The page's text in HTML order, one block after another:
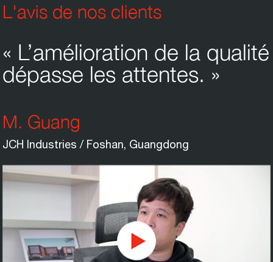
L'avis de nos clients
« L’amélioration de la qualité
dépasse les attentes. »
M. Guang
JCH Industries / Foshan, Guangdong